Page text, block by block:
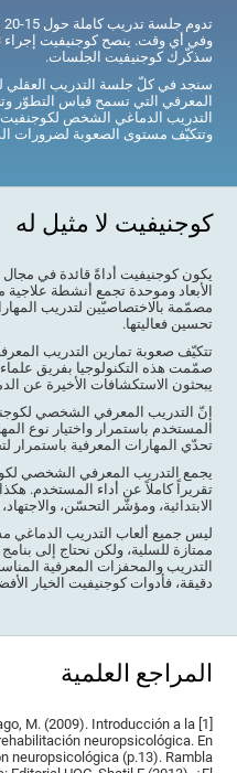
سذكّرك كوجنيفيت الجلسات.
سنجد في كلّ جلسة التدريب العقلي
المعرفي التي تسمح قياس التطوّر
التدريب الدماغي الشخص
وتتكيّف مستوى الصعوبة لضرورات
كوجنيفيت لا مثيل له
يكون كوجنيفيت أداةً قائدة في مجال
الأبعاد وموحدة تجمع أنشطة علاجية
مصمّمة بالاختصاصيّين لتدريب
تحسين فعاليتها.
تتكيّف صعوبة تمارين التدريب
صمّمت هذه التكنولوجيا بفريق
يبحثون الاستكشافات الأخيرة عن
إنّ التدريب المعرفي الشخصي
المستخدم باستمرار واختيار نوع
تحدّي المهارات المعرفية باستمرار
يجمع التدريب المعرفي الشخصي
تقريراً كاملاً عن أداء المستخدم.
الابتدائية، ومؤشّر التحسّن،
ليس جميع ألعاب التدريب الدماغي
ممتازة للسلية، ولكن نحتاج إلى
التدريب والمحفزات المعرفية
دقيقة، فأدوات كوجنيفيت الخيار
المراجع العلمية
M. (2009). Introducción a la
neuropsicológica. En
neuropsicológica (p.13). Rambla